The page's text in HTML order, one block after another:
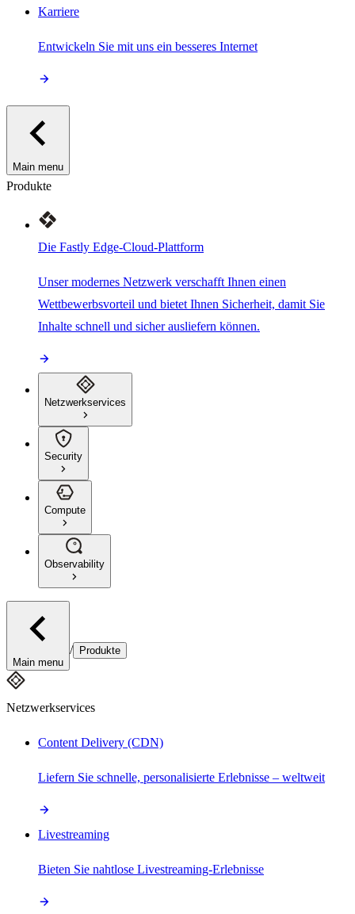
Karriere
Entwickeln Sie mit uns ein besseres Internet
Main menu
Produkte
Die Fastly Edge-Cloud-Plattform
Unser modernes Netzwerk verschafft Ihnen einen
Wettbewerbsvorteil und bietet Ihnen Sicherheit, damit Sie
Inhalte schnell und sicher ausliefern können.
Netzwerkservices
Security
Compute
Observability
Main menu
/ Produkte
Netzwerkservices
Content Delivery (CDN)
Liefern Sie schnelle, personalisierte Erlebnisse – weltweit
Livestreaming
Bieten Sie nahtlose Livestreaming-Erlebnisse